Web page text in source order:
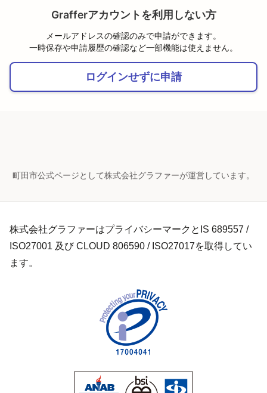
Grafferアカウントを利用しない方
メールアドレスの確認のみで申請ができます。
一時保存や申請履歴の確認など一部機能は使えません。
ログインせずに申請
町田市公式ページとして株式会社グラファーが運営しています。
株式会社グラファーはプライバシーマークとIS 689557 /
ISO27001 及び CLOUD 806590 / ISO27017を取得してい
ます。